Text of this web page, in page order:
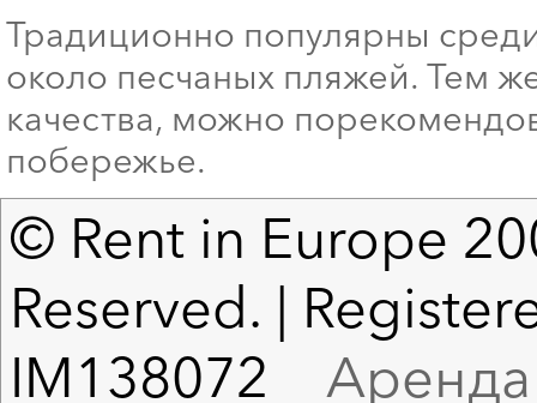
Традиционно популярны
около песчаных пляжей. Тем
качества, можно
побережье.
© Rent in Europe
Reserved. |
IM138072 Аренда